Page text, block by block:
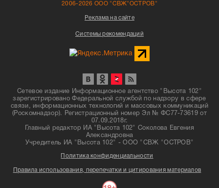
2006-2026 ООО "СВЖ"ОСТРОВ"
Реклама на сайте
Системы рекомендаций
Сетевое издание Информационное агентство "Высота 102"
зарегистрировано Федеральной службой по надзору в сфере
связи, информационных технологий и массовых коммуникаций
(Роскомнадзор). Регистрационный номер Эл № ФС77-73619 от
07.09.2018г.
Главный редактор ИА "Высота 102" Соколова Евгения
Александровна
Учредитель ИА "Высота 102" - ООО "СВЖ "ОСТРОВ"
Политика конфиденциальности
Правила использования, перепечатки и цитирования материалов